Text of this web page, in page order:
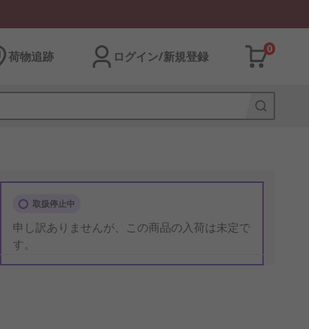
荷物追跡 ログイン/新規登録
0
取扱停止中
申し訳ありませんが、この商品の入荷は未定で
す。